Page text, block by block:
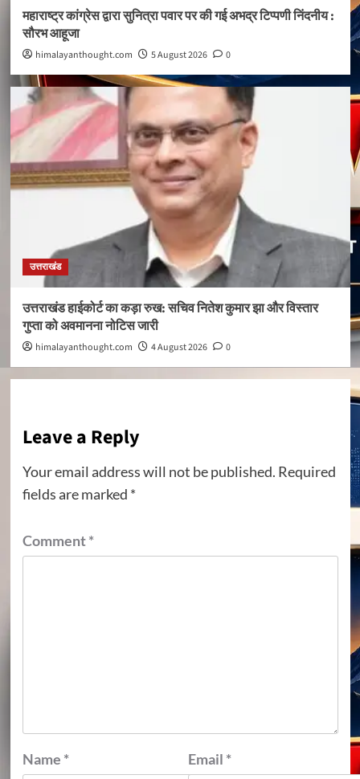
महाराष्ट्र कांग्रेस द्वारा सुनित्रा पवार पर की गई अभद्र टिप्पणी निंदनीय :
सौरभ आहूजा
himalayanthought.com 5 August 2026 0
उत्तराखंड
उत्तराखंड हाईकोर्ट का कड़ा रुख: सचिव नितेश कुमार झा और विस्तार
गुप्ता को अवमानना नोटिस जारी
himalayanthought.com 4 August 2026 0
Leave a Reply
Your email address will not be published. Required
fields are marked *
Comment*
Name * Email *